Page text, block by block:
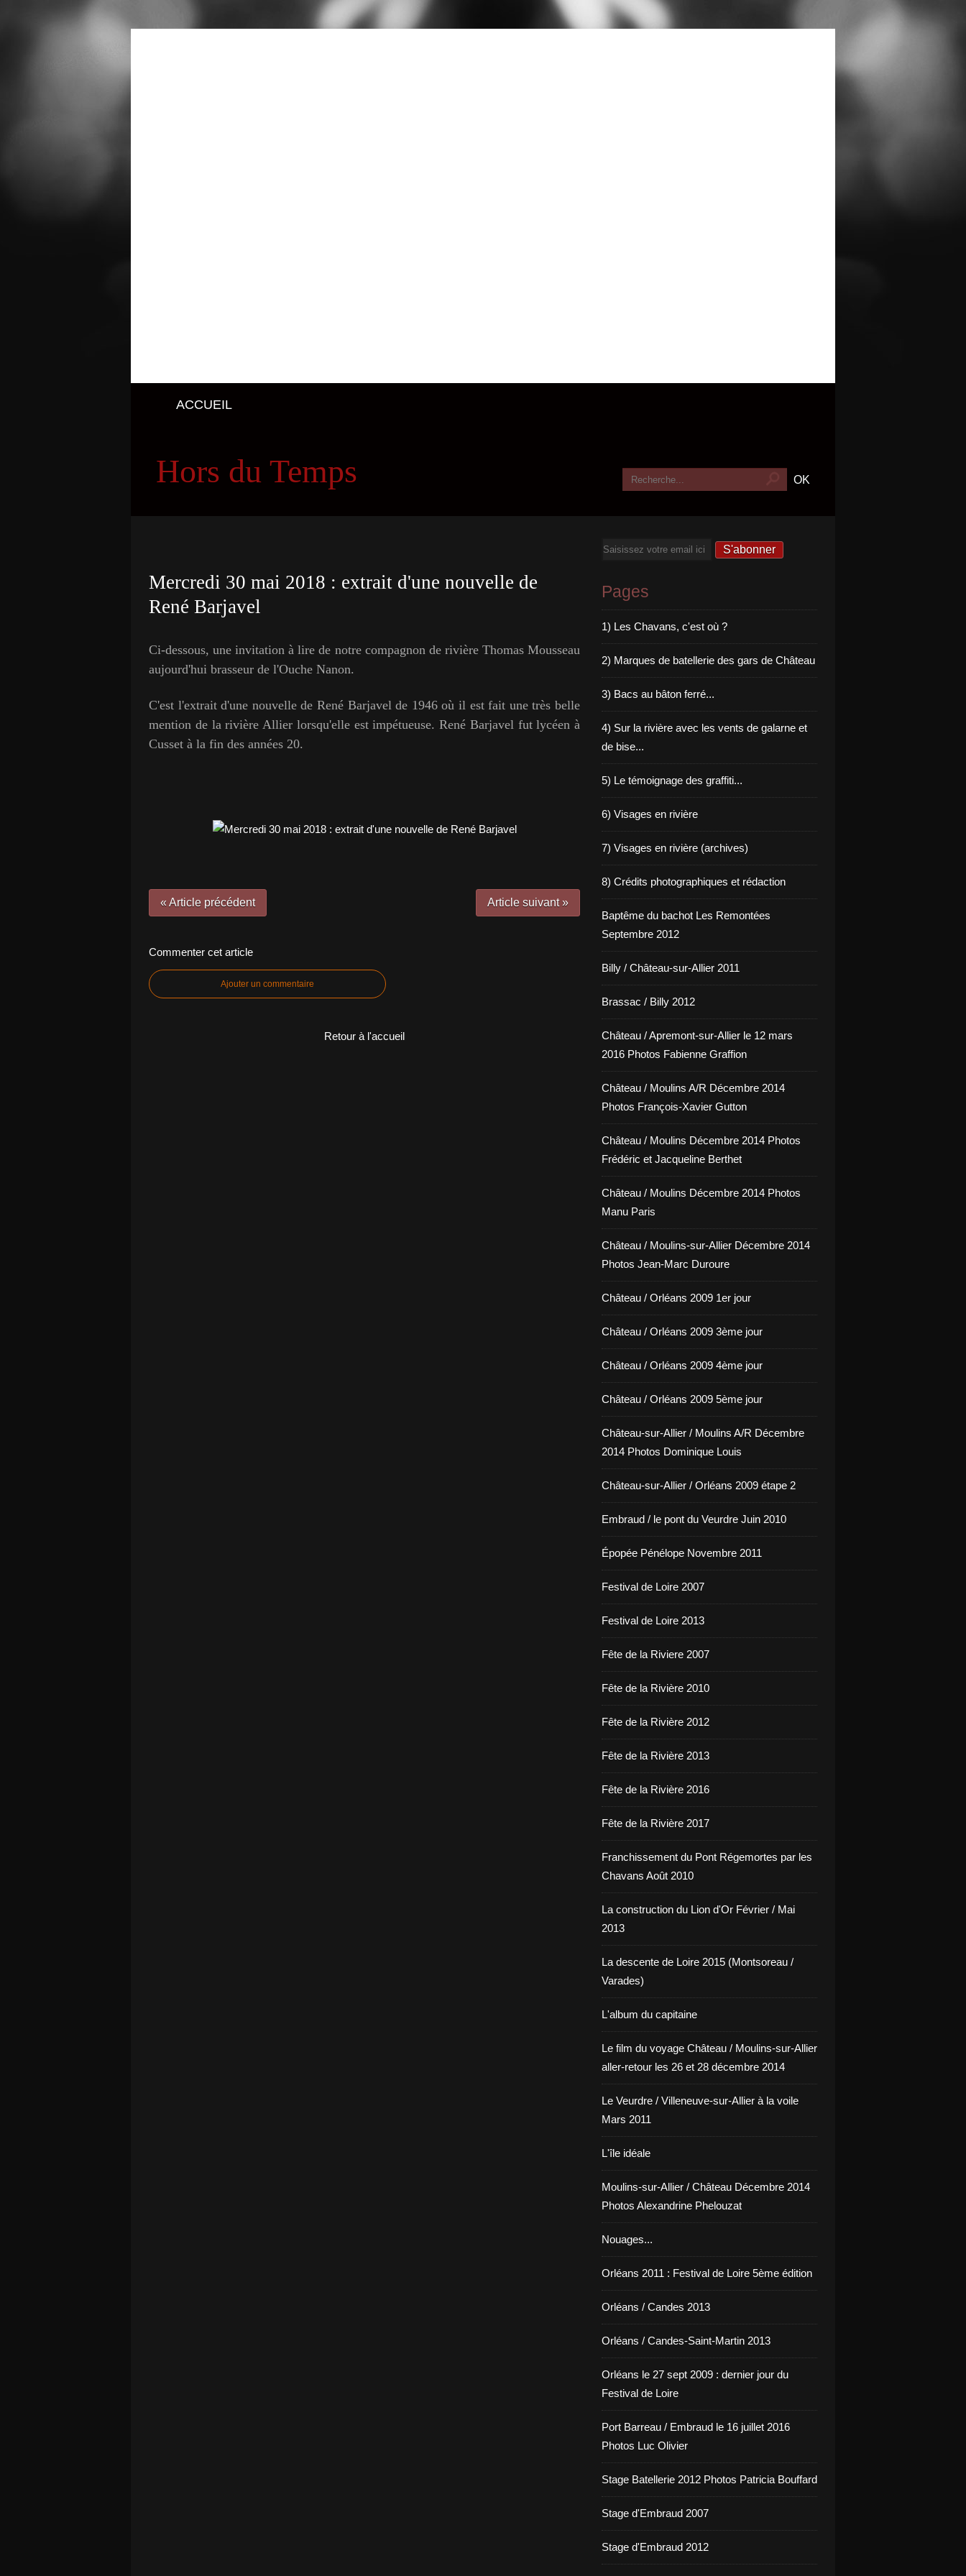
ACCUEIL
Hors du Temps
Mercredi 30 mai 2018 : extrait d'une nouvelle de
René Barjavel
Ci-dessous, une invitation à lire de notre compagnon de rivière Thomas Mousseau
aujourd'hui brasseur de l'Ouche Nanon.
C'est l'extrait d'une nouvelle de René Barjavel de 1946 où il est fait une très belle
mention de la rivière Allier lorsqu'elle est impétueuse. René Barjavel fut lycéen à
Cusset à la fin des années 20.
« Article précédent Article suivant »
Commenter cet article
Ajouter un commentaire
Retour à l'accueil
Email
Pages
1) Les Chavans, c'est où ?
2) Marques de batellerie des gars de Château
3) Bacs au bâton ferré...
4) Sur la rivière avec les vents de galarne et
de bise...
5) Le témoignage des graffiti...
6) Visages en rivière
7) Visages en rivière (archives)
8) Crédits photographiques et rédaction
Baptême du bachot Les Remontées
Septembre 2012
Billy / Château-sur-Allier 2011
Brassac / Billy 2012
Château / Apremont-sur-Allier le 12 mars
2016 Photos Fabienne Graffion
Château / Moulins A/R Décembre 2014
Photos François-Xavier Gutton
Château / Moulins Décembre 2014 Photos
Frédéric et Jacqueline Berthet
Château / Moulins Décembre 2014 Photos
Manu Paris
Château / Moulins-sur-Allier Décembre 2014
Photos Jean-Marc Duroure
Château / Orléans 2009 1er jour
Château / Orléans 2009 3ème jour
Château / Orléans 2009 4ème jour
Château / Orléans 2009 5ème jour
Château-sur-Allier / Moulins A/R Décembre
2014 Photos Dominique Louis
Château-sur-Allier / Orléans 2009 étape 2
Embraud / le pont du Veurdre Juin 2010
Épopée Pénélope Novembre 2011
Festival de Loire 2007
Festival de Loire 2013
Fête de la Riviere 2007
Fête de la Rivière 2010
Fête de la Rivière 2012
Fête de la Rivière 2013
Fête de la Rivière 2016
Fête de la Rivière 2017
Franchissement du Pont Régemortes par les
Chavans Août 2010
La construction du Lion d'Or Février / Mai
2013
La descente de Loire 2015 (Montsoreau /
Varades)
L'album du capitaine
Le film du voyage Château / Moulins-sur-Allier
aller-retour les 26 et 28 décembre 2014
Le Veurdre / Villeneuve-sur-Allier à la voile
Mars 2011
L'île idéale
Moulins-sur-Allier / Château Décembre 2014
Photos Alexandrine Phelouzat
Nouages...
Orléans 2011 : Festival de Loire 5ème édition
Orléans / Candes 2013
Orléans / Candes-Saint-Martin 2013
Orléans le 27 sept 2009 : dernier jour du
Festival de Loire
Port Barreau / Embraud le 16 juillet 2016
Photos Luc Olivier
Stage Batellerie 2012 Photos Patricia Bouffard
Stage d'Embraud 2007
Stage d'Embraud 2012